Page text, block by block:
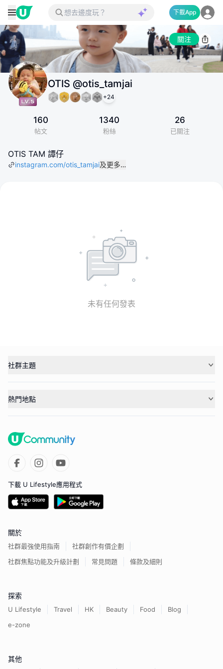
下載App
關注
OTIS @otis_tamjai
+24
160
帖文
1340
粉絲
26
已關注
OTIS TAM 譚仔
instagram.com/otis_tamjai及更多…
未有任何發表
社群主題
熱門地點
下載 U Lifestyle應用程式
關於
社群最強使用指南
社群創作有價企劃
社群焦點功能及升級計劃
常見問題 條款及細則
探索
U Lifestyle Travel HK Beauty Food
Blog
e-zone
其他